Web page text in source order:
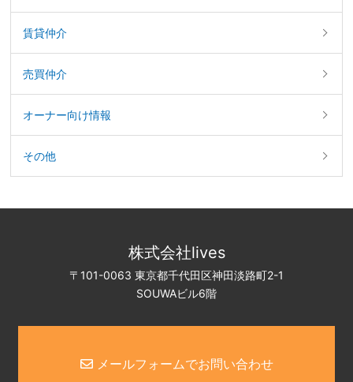
賃貸仲介
売買仲介
オーナー向け情報
その他
株式会社lives
〒101-0063 東京都千代田区神田淡路町2-1
SOUWAビル6階
メールフォームでお問い合わせ